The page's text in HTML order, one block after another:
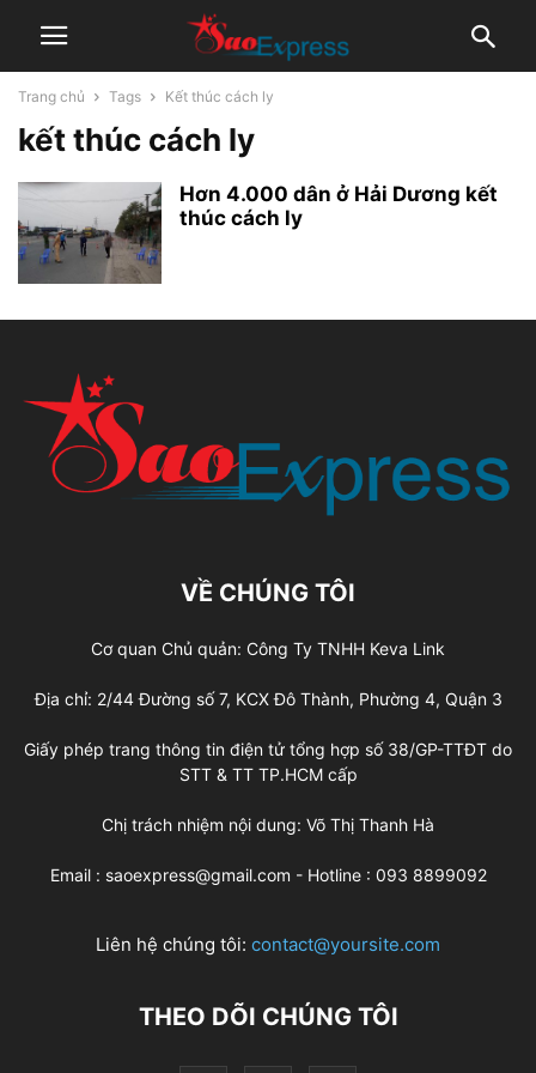
Trang chủ Tags Kết thúc cách ly
kết thúc cách ly
Hơn 4.000 dân ở Hải Dương kết
thúc cách ly
VỀ CHÚNG TÔI
Cơ quan Chủ quản: Công Ty TNHH Keva Link
Địa chỉ: 2/44 Đường số 7, KCX Đô Thành, Phường 4, Quận 3
Giấy phép trang thông tin điện tử tổng hợp số 38/GP-TTĐT do
STT & TT TP.HCM cấp
Chị trách nhiệm nội dung: Võ Thị Thanh Hà
Email : saoexpress@gmail.com - Hotline : 093 8899092
Liên hệ chúng tôi: contact@yoursite.com
THEO DÕI CHÚNG TÔI